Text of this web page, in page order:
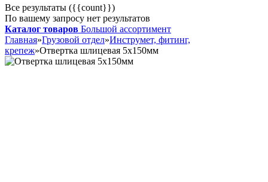
Все результаты ({{count}})
По вашему запросу нет результатов
Каталог товаров Большой ассортимент
Главная»Грузовой отдел»Инструмет, фитинг,
крепеж»Отвертка шлицевая 5х150мм